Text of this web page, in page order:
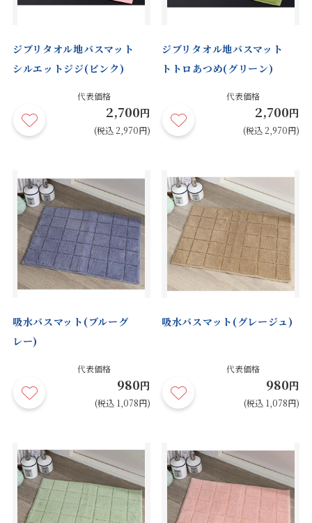
ジブリタオル地バスマット
シルエットジジ(ピンク)
代表価格
2,700円
(税込 2,970円)
ジブリタオル地バスマット
トトロあつめ(グリーン)
代表価格
2,700円
(税込 2,970円)
吸水バスマット(ブルーグ
レー)
代表価格
980円
(税込 1,078円)
吸水バスマット(グレージュ)
代表価格
980円
(税込 1,078円)